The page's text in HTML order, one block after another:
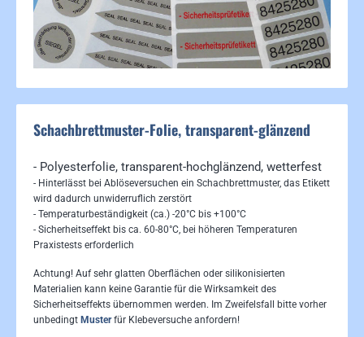
Schachbrettmuster-Folie, transparent-glänzend
- Polyesterfolie, transparent-hochglänzend, wetterfest
- Hinterlässt bei Ablöseversuchen ein Schachbrettmuster, das Etikett
wird dadurch unwiderruflich zerstört
- Temperaturbeständigkeit (ca.) -20°C bis +100°C
- Sicherheitseffekt bis ca. 60-80°C, bei höheren Temperaturen
Praxistests erforderlich
Achtung! Auf sehr glatten Oberflächen oder silikonisierten
Materialien kann keine Garantie für die Wirksamkeit des
Sicherheitseffekts übernommen werden. Im Zweifelsfall bitte vorher
unbedingt Musterfür Klebeversuche anfordern!